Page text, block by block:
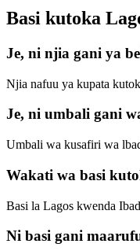
Basi kutoka
Je, ni njia gani ya
Njia nafuu ya kupata
Je, ni umbali gani
Umbali wa kusafiri wa
Wakati wa basi
Basi la Lagos kwenda
Ni basi gani